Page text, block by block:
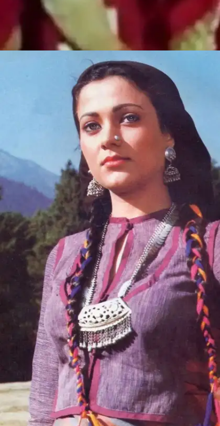
​​Roj Roj Aankhon Tale​​
मंदाकिनी का ये सॉन्ग सुपर से ऊपर है।